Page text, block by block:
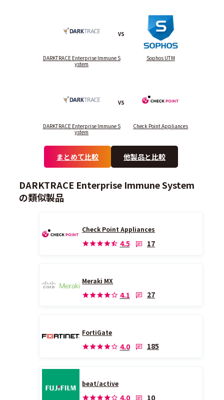
DARKTRACE Enterprise Immune S
ystem
VS
Sophos UTM
DARKTRACE Enterprise Immune S
ystem
VS
Check Point Appliances
まとめて比較 他製品と比較
DARKTRACE Enterprise Immune System
の類似製品
Check Point Appliances
4.5 17
Meraki MX
4.1 27
FortiGate
4.0 185
beat/active
4.0 10